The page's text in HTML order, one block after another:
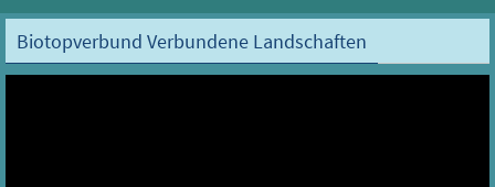
Biotopverbund Verbundene Landschaften